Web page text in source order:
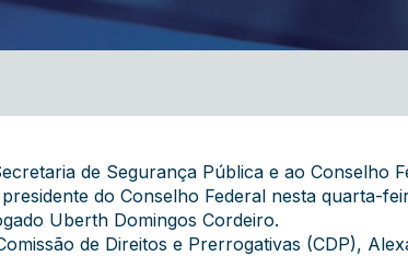
de Segurança Pública e ao Conselho
do Conselho Federal nesta quarta-
Uberth Domingos Cordeiro.
de Direitos e Prerrogativas (CDP),